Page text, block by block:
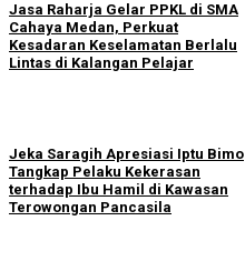
Jasa Raharja Gelar PPKL di SMA
Cahaya Medan, Perkuat
Kesadaran Keselamatan Berlalu
Lintas di Kalangan Pelajar
Jeka Saragih Apresiasi Iptu Bimo
Tangkap Pelaku Kekerasan
terhadap Ibu Hamil di Kawasan
Terowongan Pancasila